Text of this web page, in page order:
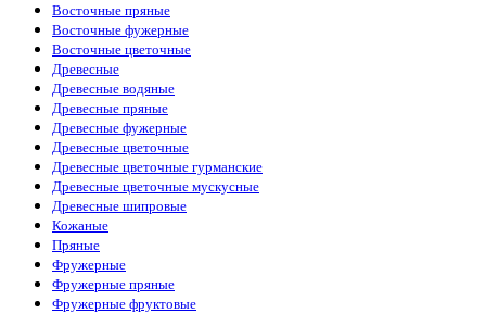
Восточные пряные
Восточные фужерные
Восточные цветочные
Древесные
Древесные водяные
Древесные пряные
Древесные фужерные
Древесные цветочные
Древесные цветочные гурманские
Древесные цветочные мускусные
Древесные шипровые
Кожаные
Пряные
Фружерные
Фружерные пряные
Фружерные фруктовые